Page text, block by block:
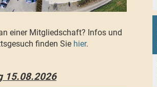
einer Mitgliedschaft? Infos und
finden Sie hier.
15.08.2026